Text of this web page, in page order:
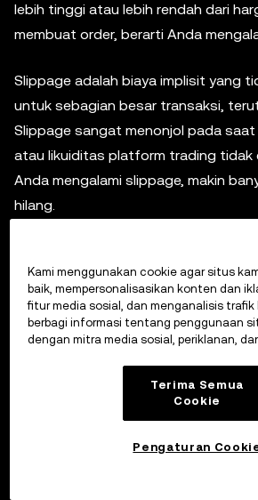
lebih tinggi atau lebih rendah dari
membuat order, berarti Anda
Slippage adalah biaya implisit yang
untuk sebagian besar transaksi,
Slippage sangat menonjol pada
atau likuiditas platform trading tidak
Anda mengalami slippage, makin
hilang.
Bagaimana Cara
Slippage tidak dapat sepenuhnya
Pertama, hanya lakukan trading di
likuiditas yang baik dan infrastruktur
likuiditas yang tinggi. Selain itu,
Kami menggunakan cookie agar situs
baik, mempersonalisasikan konten dan
fitur media sosial, dan menganalisis trafik
berbagi informasi tentang penggunaan
dengan mitra media sosial, periklanan,
Terima Semua
Cookie
Pengaturan